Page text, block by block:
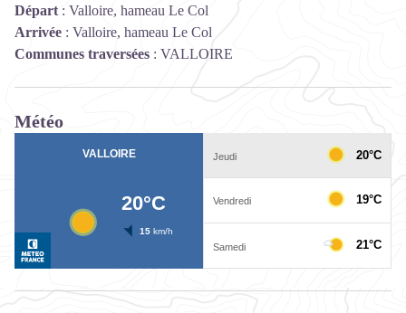
Départ : Valloire, hameau Le Col
Arrivée : Valloire, hameau Le Col
Communes traversées : VALLOIRE
Météo